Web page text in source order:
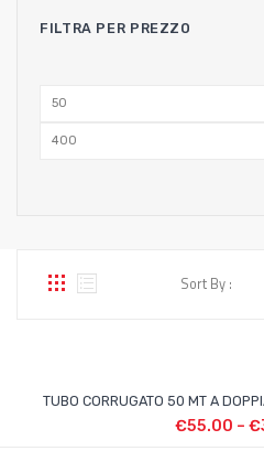
FILTRA PER PREZZO
Min
Max
Sort By :
TUBO CORRUGATO 50 MT A
€55.00 – €